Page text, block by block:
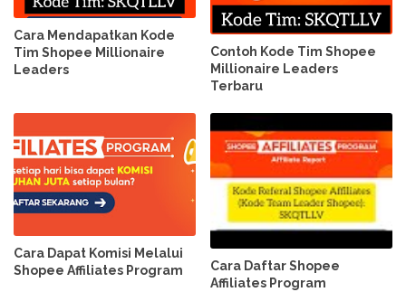
Cara Mendapatkan Kode
Tim Shopee Millionaire
Leaders
Contoh Kode Tim Shopee
Millionaire Leaders
Terbaru
Cara Dapat Komisi Melalui
Shopee Affiliates Program
Cara Daftar Shopee
Affiliates Program